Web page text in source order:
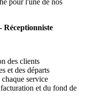
pour l'une de nos
Réceptionniste
des clients
et des départs
chaque service
et du fond de